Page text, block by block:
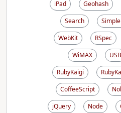
iPad
Geohash
Search
WebKit
RSpec
WiMAX
USB
RubyKaigi
CoffeeScript
jQuery
Node